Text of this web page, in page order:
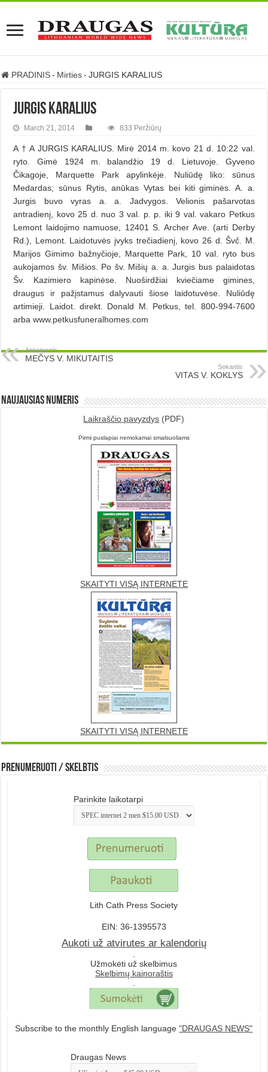
PRADINIS - Mirties - JURGIS KARALIUS
JURGIS KARALIUS
March 21, 2014 833 Peržiūrų
A † A JURGIS KARALIUS. Mirė 2014 m. kovo 21 d. 10:22 val.
ryto. Gimė 1924 m. balandžio 19 d. Lietuvoje. Gyveno
Čikagoje, Marquette Park apylinkėje. Nuliūdę liko: sūnus
Medardas; sūnus Rytis, anūkas Vytas bei kiti giminės. A. a.
Jurgis buvo vyras a. a. Jadvygos. Velionis pašarvotas
antradienį, kovo 25 d. nuo 3 val. p. p. iki 9 val. vakaro Petkus
Lemont laidojimo namuose, 12401 S. Archer Ave. (arti Derby
Rd.), Lemont. Laidotuvės įvyks trečiadienį, kovo 26 d. Švč. M.
Marijos Gimimo bažnyčioje, Marquette Park, 10 val. ryto bus
aukojamos šv. Mišios. Po šv. Mišių a. a. Jurgis bus palaidotas
Šv. Kazimiero kapinėse. Nuoširdžiai kviečiame gimines,
draugus ir pažįstamus dalyvauti šiose laidotuvėse. Nuliūdę
artimieji. Laidot. direkt. Donald M. Petkus, tel. 800-994-7600
arba www.petkusfuneralhomes.com
Ankstesnis
MEČYS V. MIKUTAITIS
Sekantis
VITAS V. KOKLYS
Naujausias numeris
Laikraščio pavyzdys (PDF)
Pirmi puslapiai nemokamai smalsuoliams
SKAITYTI VISĄ INTERNETE
SKAITYTI VISĄ INTERNETE
Prenumeruoti / Skelbtis
Parinkite laikotarpi
Lith Cath Press Society
EIN: 36-1395573
Aukoti už atvirutes ar kalendorių
Užmokėti už skelbimus
Skelbimų kainoraštis
Subscribe to the monthly English language"DRAUGAS NEWS"
Draugas News